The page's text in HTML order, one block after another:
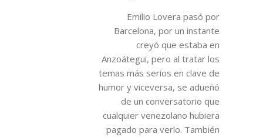
Emilio Lovera pasó por
Barcelona, por un instante
creyó que estaba en
Anzoátegui, pero al tratar los
temas más serios en clave de
humor y viceversa, se adueñó
de un conversatorio que
cualquier venezolano hubiera
pagado para verlo. También